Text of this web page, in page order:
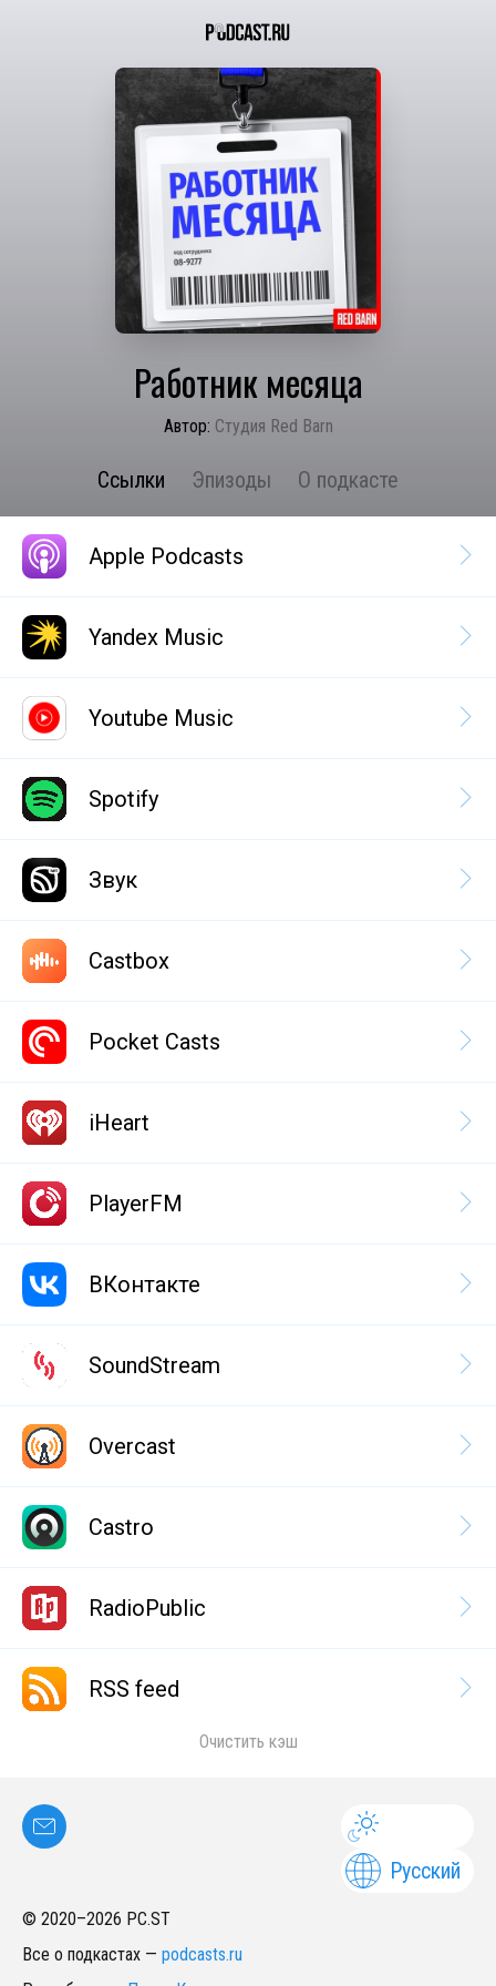
Работник месяца
Автор: Студия Red Barn
Ссылки Эпизоды О подкасте
Apple Podcasts
Yandex Music
Youtube Music
Spotify
Звук
Castbox
Pocket Casts
iHeart
PlayerFM
ВКонтакте
SoundStream
Overcast
Castro
RadioPublic
RSS feed
Очистить кэш
Русский
© 2020–2026 PC.ST
Все о подкастах — podcasts.ru